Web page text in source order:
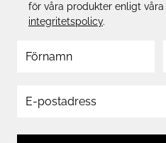
för våra produkter enligt våra
integritetspolicy.